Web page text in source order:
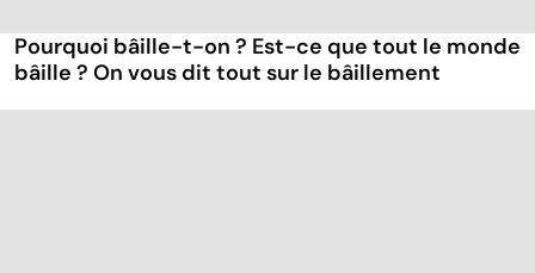
Pourquoi bâille-t-on ? Est-ce que tout le monde
bâille ? On vous dit tout sur le bâillement